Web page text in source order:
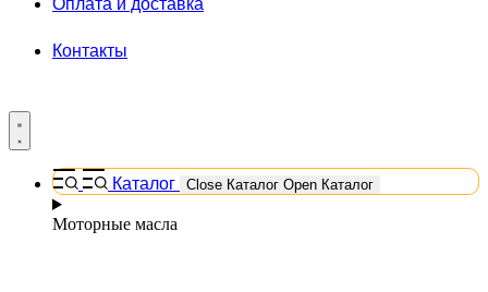
Оплата и доставка
Контакты
Каталог Close Каталог Open Каталог
Моторные масла